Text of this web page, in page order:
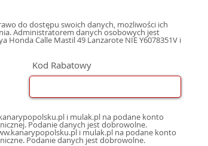
do dostępu swoich danych, możliwości ich
Administratorem danych osobowych jest
Honda Calle Mastil 49 Lanzarote NIE Y6078351V i
Kod Rabatowy
i mulak.pl na podane konto
poczty elektronicznej, oraz sms, mms na podany numer telefonu, a także na inne konta poczty elektronicznej. Podanie danych jest dobrowolne.
i mulak.pl na podane konto
Podanie danych jest dobrowolne.